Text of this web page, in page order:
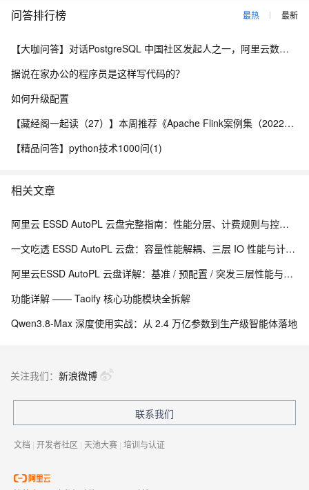
干，处理和解决系统所反映出来的各种管理问题。上级找下级谈话
是什么原因，你准备采取什么方式加以解决，也或许找你去是因为
已经看到了你的卓越表现，对你予以鼓励且想给你加薪。这些应该
是ERP给企业管理带来改变的最根本的归宿。而如果仅仅从减少库
话，似乎始终有点隔靴搔痒的感觉。因为所有这些实惠，甚至包含
对企业决策的辅助，其根本都是在发现和分析问题的基础上采取正
问答排行榜 最热 最新
【大咖问答】对话PostgreSQL 中国社区发起人之一，阿里云数据库高级专家 德哥
据说在家办公的程序员是这样写代码的？
如何升级配置
【藏经阁一起读（27）】本周推荐《Apache Flink案例集（2022版）》，你有哪些心得？
【精品问答】python技术1000问(1)
相关文章
阿里云 ESSD AutoPL 云盘完整指南：性能分层、计费规则与控制台操作
一文吃透 ESSD AutoPL 云盘：容量性能解耦、三层 IO 性能与计费测算
阿里云ESSD AutoPL 云盘详解：基准 / 预配置 / 突发三层性能与费用封顶机制
功能详解 —— Taoify 核心功能模块全拆解
Qwen3.8-Max 深度使用实战：从 2.4 万亿参数到生产级智能体落地
关注我们： 新浪微博
联系我们
文档 | 开发者社区 | 天池大赛 | 培训与认证